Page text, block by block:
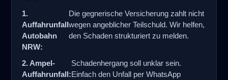
1.
Auffahrunfall
Autobahn
NRW:
Die gegnerische Versicherung zahlt nicht
wegen angeblicher Teilschuld. Wir helfen,
den Schaden strukturiert zu melden.
2. Ampel-
Auffahrunfall:
Schadenhergang soll unklar sein.
Einfach den Unfall per WhatsApp